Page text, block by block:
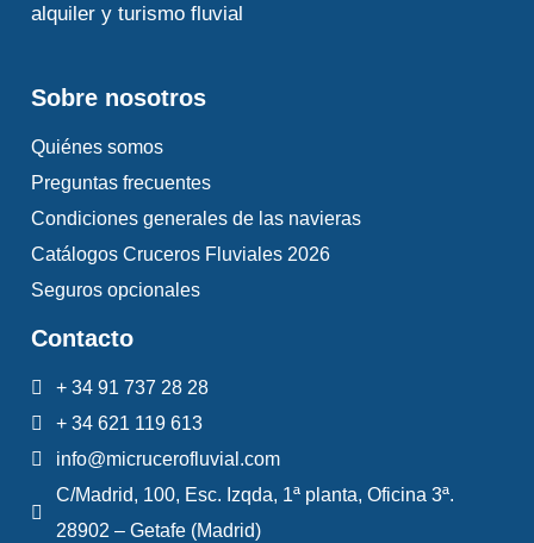
alquiler y turismo fluvial
Sobre nosotros
Quiénes somos
Preguntas frecuentes
Condiciones generales de las navieras
Catálogos Cruceros Fluviales 2026
Seguros opcionales
Contacto
+ 34 91 737 28 28
+ 34 621 119 613
info@micrucerofluvial.com
C/Madrid, 100, Esc. Izqda, 1ª planta, Oficina 3ª.
28902 – Getafe (Madrid)